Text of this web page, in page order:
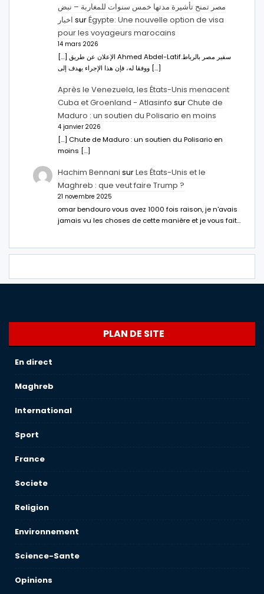
مصر تمنح تأشيرة مدتها خمس سنوات للمغاربة – نبض
اخبار surÉgypte: Une nouvelle option de visa
pour les voyageurs marocains
14 mars 2026
[…] الإعلان عن طريق Ahmed Abdel-Latifسفير مصر بالرباط.
ووفقا له، فإن هذا الإجراء يهدف إلى […]
Après le Venezuela, les États-Unis menacent
Cuba et Groenland - Atlasinfo surChute de
Maduro : un soutien du Polisario en moins
4 janvier 2026
[…] Chute de Maduro : un soutien du Polisario en
moins […]
Hachim Bennani surLes États-Unis et le
Maghreb : que veut faire Trump ?
21 novembre 2025
omar bendouro vous avez 1000 fois raison, je n'avais
jamais vu les choses de cette manière et je vous fait…
PLAN DE SITE
En direct
Maghreb
International
Sport
France
Societe
Religion
Environnement
Science-Sante
Opinions